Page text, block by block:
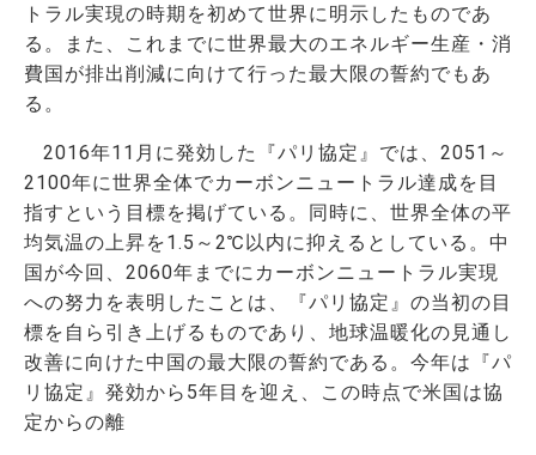
トラル実現の時期を初めて世界に明示したものであ
る。また、これまでに世界最大のエネルギー生産・消
費国が排出削減に向けて行った最大限の誓約でもあ
る。
2016年11月に発効した『パリ協定』では、2051～
2100年に世界全体でカーボンニュートラル達成を目
指すという目標を掲げている。同時に、世界全体の平
均気温の上昇を1.5～2℃以内に抑えるとしている。中
国が今回、2060年までにカーボンニュートラル実現
への努力を表明したことは、『パリ協定』の当初の目
標を自ら引き上げるものであり、地球温暖化の見通し
改善に向けた中国の最大限の誓約である。今年は『パ
リ協定』発効から5年目を迎え、この時点で米国は協
定からの離